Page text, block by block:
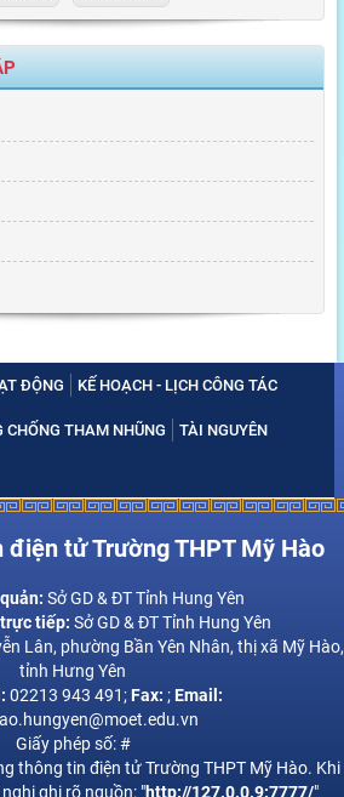
ĐỘNG KẾ HOẠCH - LỊCH CÔNG TÁC
CHỐNG THAM NHŨNG TÀI NGUYÊN
tử Trường THPT Mỹ Hào
Sở GD & ĐT Tỉnh Hung Yên
tiếp: Sở GD & ĐT Tỉnh Hung Yên
Lân, phường Bần Yên Nhân, thị xã Mỹ Hào,
tỉnh Hưng Yên
02213 943 491; Fax: ; Email:
Giấy phép số: #
thông tin điện tử Trường THPT Mỹ Hào. Khi
ghi rõ nguồn: "http://127.0.0.9:7777/"